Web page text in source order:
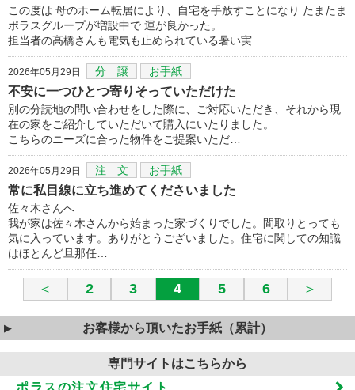
この度は 母のホーム転居により、自宅を手放すことになり たまたま
ポラスグループが増設中で 運が良かった。
担当者の高橋さんも電気も止められている暑い実…
2026年05月29日 分 譲 お手紙
不安に一つひとつ寄りそっていただけた
別の分読地の問い合わせをした際に、ご対応いただき、それから現
在の家をご紹介していただいて購入にいたりました。
こちらのニーズに合った物件をご提案いただ…
2026年05月29日 注 文 お手紙
常に私目線に立ち進めてくださいました
佐々木さんへ
我が家は佐々木さんから始まった家づくりでした。間取りとっても
気に入っています。ありがとうございました。住宅に関しての知識
はほとんど旦那任…
＜ 2 3 4 5 6 ＞
お客様から頂いたお手紙（累計）
専門サイトはこちらから
ポラスの注文住宅サイト